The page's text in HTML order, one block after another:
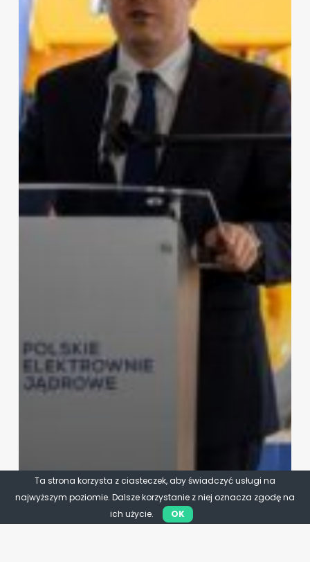
Ta strona korzysta z ciasteczek, aby świadczyć usługi na
najwyższym poziomie. Dalsze korzystanie z niej oznacza zgodę na
ich użycie.
OK